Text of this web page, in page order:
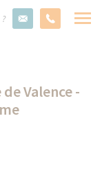
Valence -